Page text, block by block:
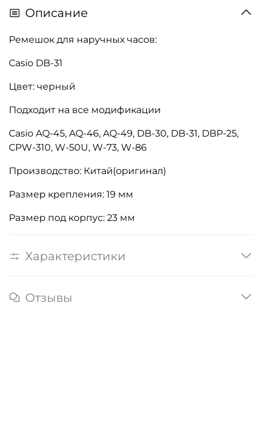
Описание
Ремешок для наручных часов:
Casio DB-31
Цвет: черный
Подходит на все модификации
Casio AQ-45, AQ-46, AQ-49, DB-30, DB-31, DBP-25,
CPW-310, W-50U, W-73, W-86
Производство: Китай(оригинал)
Размер крепления: 19 мм
Размер под корпус: 23 мм
Характеристики
Отзывы